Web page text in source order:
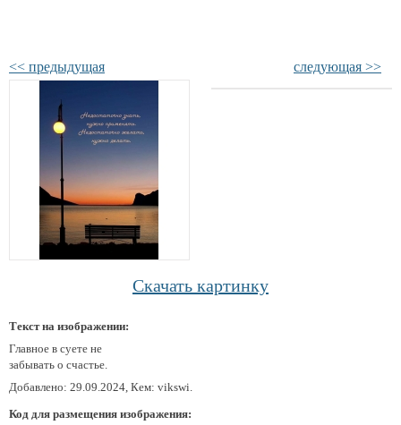
<< предыдущая следующая >>
Скачать картинку
Текст на изображении:
Главное в суете не
забывать о счастье.
Добавлено: 29.09.2024, Кем: vikswi.
Код для размещения изображения: